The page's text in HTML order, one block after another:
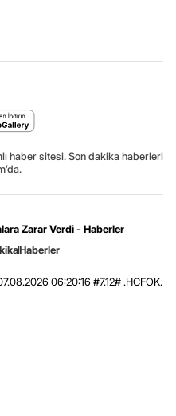
haber sitesi. Son dakika haberleri
Zarar Verdi - Haberler
Haberler
06:20:16 #7.12# .HCFOK.